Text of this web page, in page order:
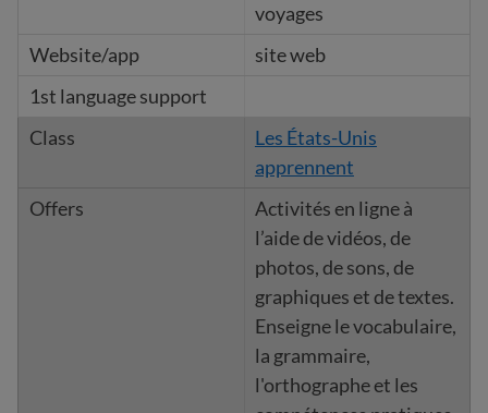
voyages
site web
Les États-Unis
apprennent
Activités en ligne à
l’aide de vidéos, de
photos, de sons, de
graphiques et de textes.
Enseigne le vocabulaire,
la grammaire,
l'orthographe et les